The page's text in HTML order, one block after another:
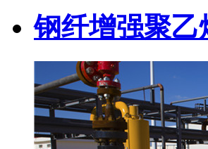
钢纤增强聚乙